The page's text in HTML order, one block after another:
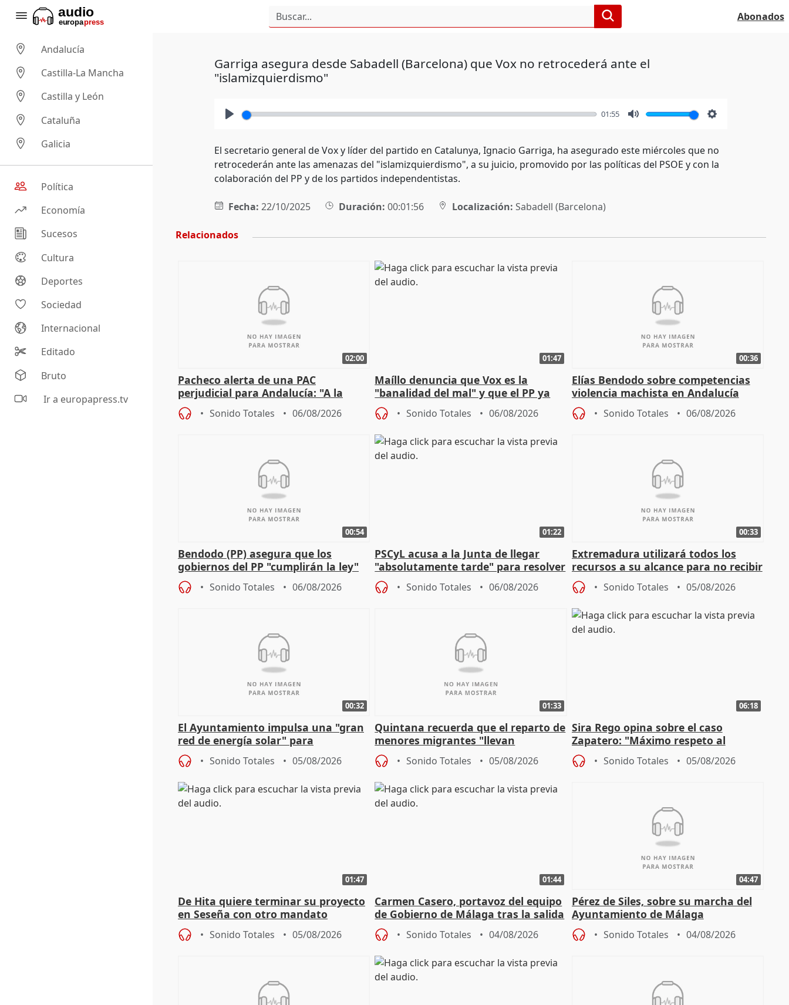
Abonados
Andalucía
Castilla-La Mancha
Castilla y León
Cataluña
Galicia
Política
Economía
Sucesos
Cultura
Deportes
Sociedad
Internacional
Editado
Bruto
Ir a europapress.tv
Garriga asegura desde Sabadell (Barcelona) que Vox no retrocederá ante el
"islamizquierdismo"
01:55
El secretario general de Vox y líder del partido en Catalunya, Ignacio Garriga, ha asegurado este miércoles que no
retrocederán ante las amenazas del "islamizquierdismo", a su juicio, promovido por las políticas del PSOE y con la
colaboración del PP y de los partidos independentistas.
Fecha: 22/10/2025 Duración: 00:01:56 Localización: Sabadell (Barcelona)
Relacionados
02:00
Pacheco alerta de una PAC
perjudicial para Andalucía: "A la
agricultura hay que protegerla"
Sonido Totales 06/08/2026
01:47
Maíllo denuncia que Vox es la
"banalidad del mal" y que el PP ya
asume todas sus tesis
Sonido Totales 06/08/2026
00:36
Elías Bendodo sobre competencias
violencia machista en Andalucía
Sonido Totales 06/08/2026
00:54
Bendodo (PP) asegura que los
gobiernos del PP "cumplirán la ley"
sobre los menores migrantes
Sonido Totales 06/08/2026
01:22
PSCyL acusa a la Junta de llegar
"absolutamente tarde" para resolver
problemas como Newcastle
Sonido Totales 06/08/2026
00:33
Extremadura utilizará todos los
recursos a su alcance para no recibir
más menores migrantes
Sonido Totales 05/08/2026
00:32
El Ayuntamiento impulsa una "gran
red de energía solar" para
autoconsumo
Sonido Totales 05/08/2026
01:33
Quintana recuerda que el reparto de
menores migrantes "llevan
aportación del Gobierno" central
Sonido Totales 05/08/2026
06:18
Sira Rego opina sobre el caso
Zapatero: "Máximo respeto al
proceso judicial"
Sonido Totales 05/08/2026
01:47
De Hita quiere terminar su proyecto
en Seseña con otro mandato
Sonido Totales 05/08/2026
01:44
Carmen Casero, portavoz del equipo
de Gobierno de Málaga tras la salida
de Pérez de Siles
Sonido Totales 04/08/2026
04:47
Pérez de Siles, sobre su marcha del
Ayuntamiento de Málaga
Sonido Totales 04/08/2026